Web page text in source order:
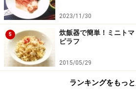
2023/11/30
5
炊飯器で簡単！ミニト
ピラフ
2015/05/29
ランキングをもっ